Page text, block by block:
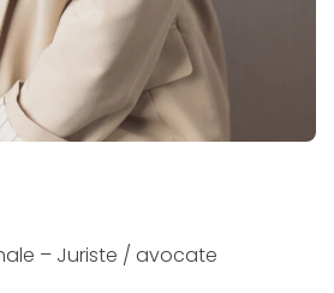
– Juriste / avocate